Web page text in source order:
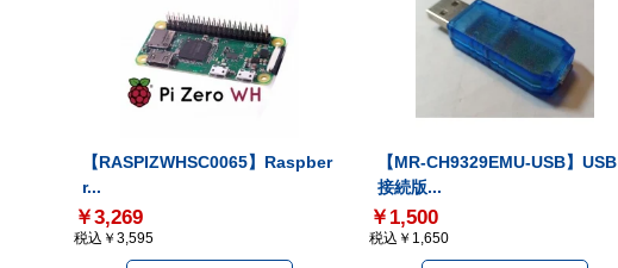
【RASPIZWHSC0065】Raspber
r...
￥3,269
税込￥3,595
【MR-CH9329EMU-USB】USB
接続版...
￥1,500
税込￥1,650